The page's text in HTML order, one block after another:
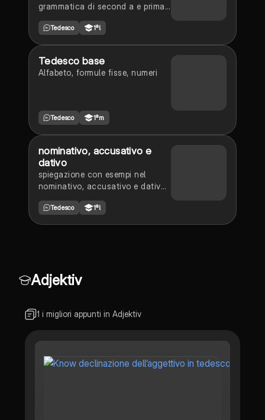
grammatica di second a e prima
Tedesco 1ªl
Tedesco base
Alfabeto, formule fisse, numeri
Tedesco 1ªm
nominativo, accusativo e
dativo
spiegazione con esempi nel
nominativo, accusativo e dativo
Tedesco 1ªl
Adjektiv
1 i migliori appunti in Adjektiv